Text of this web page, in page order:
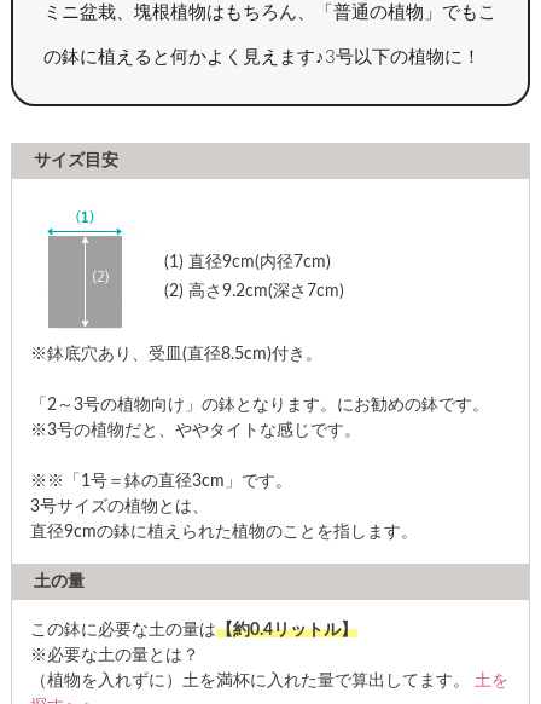
ミニ盆栽、塊根植物はもちろん、「普通の植物」でもこ
の鉢に植えると何かよく見えます♪3号以下の植物に！
サイズ目安
(1) 直径9cm(内径7cm)
(2) 高さ9.2cm(深さ7cm)
※鉢底穴あり、受皿(直径8.5cm)付き。
「2～3号の植物向け」の鉢となります。にお勧めの鉢です。
※3号の植物だと、ややタイトな感じです。
※※「1号＝鉢の直径3cm」です。
3号サイズの植物とは、
直径9cmの鉢に植えられた植物のことを指します。
土の量
この鉢に必要な土の量は【約0.4リットル】
※必要な土の量とは？
（植物を入れずに）土を満杯に入れた量で算出してます。 土を